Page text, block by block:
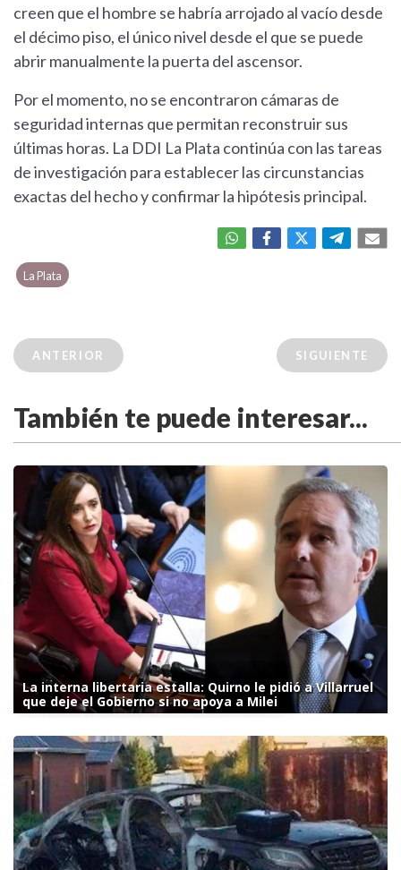
creen que el hombre se habría arrojado al vacío desde
el décimo piso, el único nivel desde el que se puede
abrir manualmente la puerta del ascensor.
Por el momento, no se encontraron cámaras de
seguridad internas que permitan reconstruir sus
últimas horas. La DDI La Plata continúa con las tareas
de investigación para establecer las circunstancias
exactas del hecho y confirmar la hipótesis principal.
La Plata
ANTERIOR SIGUIENTE
También te puede interesar...
La interna libertaria estalla: Quirno le pidió a Villarruel
que deje el Gobierno si no apoya a Milei